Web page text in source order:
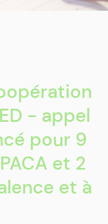
- appel
pour 9
et 2
et à